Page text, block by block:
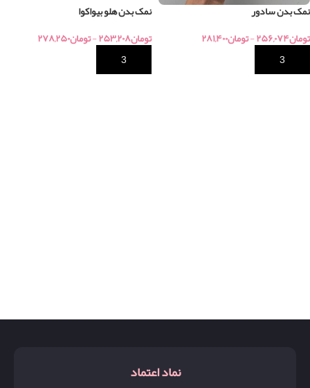
نمک بدن سادور
تومان۲۵۶,۰۷۴-تومان۲۸۱,۴۰۰
نمک بدن هلو بیواکوا
تومان۲۵۳,۲۰۸-تومان۲۷۸,۲۵۰
نماد اعتماد